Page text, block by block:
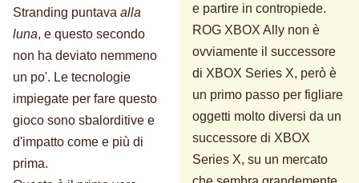
Stranding puntava alla
luna, e questo secondo
non ha deviato nemmeno
un po'. Le tecnologie
impiegate per fare questo
gioco sono sbalorditive e
d'impatto come e più di
prima.
e partire in contropiede.
ROG XBOX Ally non è
ovviamente il successore
di XBOX Series X, però è
un primo passo per figliare
oggetti molto diversi da un
successore di XBOX
Series X, su un mercato